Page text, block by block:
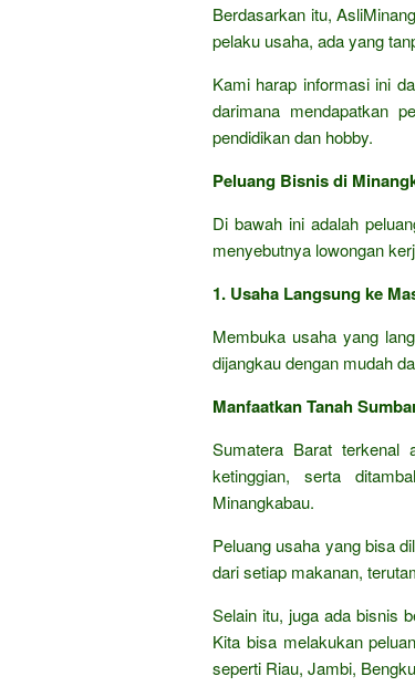
Berdasarkan itu,
pelaku usaha, ada yang
Kami harap informasi ini
darimana mendapatkan
pendidikan dan hobby.
Peluang Bisnis di
Di bawah ini adalah
menyebutnya lowongan
1. Usaha Langsung ke
Membuka usaha yang
dijangkau dengan mudah
Manfaatkan Tanah
Sumatera Barat terkenal
ketinggian, serta
Minangkabau.
Peluang usaha yang bisa
dari setiap makanan,
Selain itu, juga ada bisnis
Kita bisa melakukan
seperti Riau, Jambi,